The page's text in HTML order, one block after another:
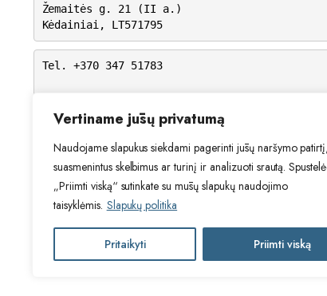
Vertiname jūsų privatumą
Naudojame slapukus siekdami pagerinti jūsų naršymo
suasmenintus skelbimus ar turinį ir analizuoti srautą.
„Priimti viską“ sutinkate su mūsų slapukų naudojimo
taisyklėmis. Slapukų politika
Pritaikyti Priimti viską
Žemaitės g. 21 (II a.)
Kėdainiai, LT571795
Tel. +370 347 51783
VI: 9.00 – 15.00
VII: Nedirbame
2024 © Visos teisės